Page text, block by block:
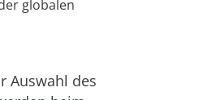
globalen
Auswahl des